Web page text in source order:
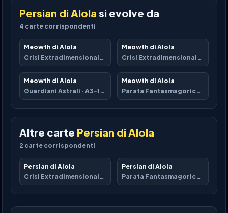
Persian di Alola si evolve da
4 carte corrispondenti
Meowth di Alola
Crisi Extradimensionale
A3a-037
Meowth di Alola
Crisi Extradimensionale
Meowth di Alola
Guardiani Astrali · A3-108
Meowth di Alola
Parata Fantasmagorica
Altre carte Persian di Alola
2 carte corrispondenti
Persian di Alola
Crisi Extradimensionale
A3a-038
Persian di Alola
Parata Fantasmagorica